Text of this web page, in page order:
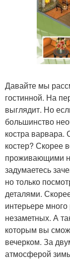
Давайте мы
гостинной. На
выглядит. Но
большинство
костра варвара.
костер? Скорее
проживающими
задумаетесь
но только
деталями.
интерьере
незаметных. А
которым вы
вечерком. За
атмосферой